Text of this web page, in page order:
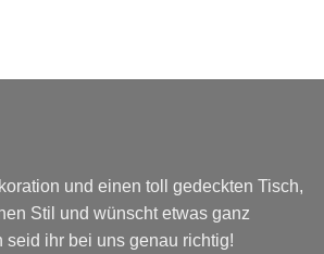
und einen toll gedeckten Tisch,
Stil und wünscht etwas ganz
seid ihr bei uns genau richtig!